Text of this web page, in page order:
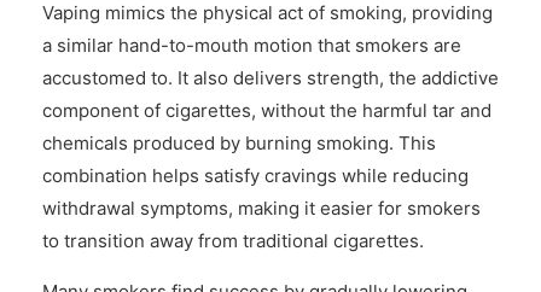
Vaping mimics the physical act of smoking, providing
a similar hand-to-mouth motion that smokers are
accustomed to. It also delivers strength, the addictive
component of cigarettes, without the harmful tar and
chemicals produced by burning smoking. This
combination helps satisfy cravings while reducing
withdrawal symptoms, making it easier for smokers
to transition away from traditional cigarettes.